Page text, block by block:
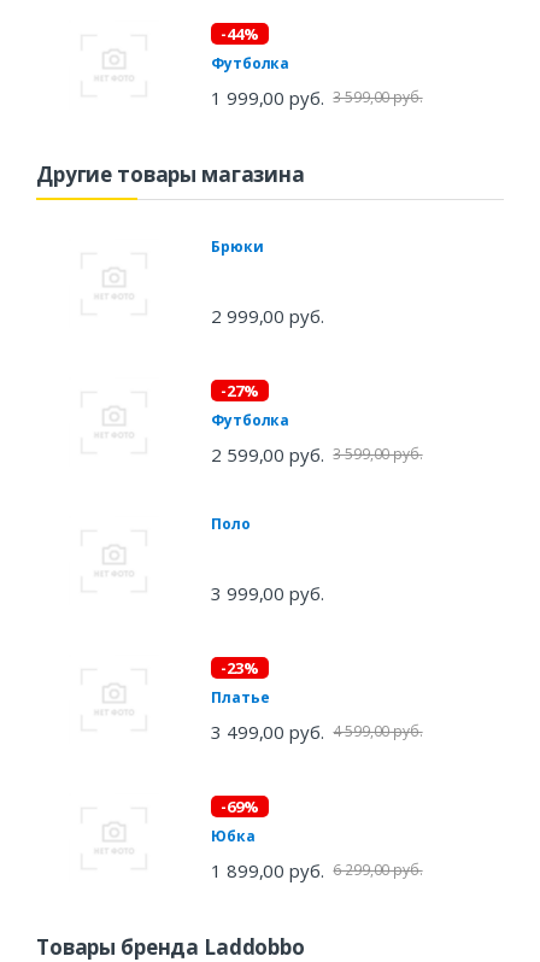
-44%
Футболка
1 999,00 руб. 3 599,00 руб.
Другие товары магазина
Брюки
2 999,00 руб.
-27%
Футболка
2 599,00 руб. 3 599,00 руб.
Поло
3 999,00 руб.
-23%
Платье
3 499,00 руб. 4 599,00 руб.
-69%
Юбка
1 899,00 руб. 6 299,00 руб.
Товары бренда Laddobbo